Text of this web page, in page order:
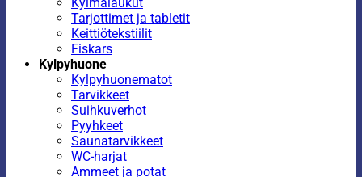
Tarjottimet ja tabletit
Keittiötekstiilit
Fiskars
Kylpyhuone
Kylpyhuonematot
Tarvikkeet
Suihkuverhot
Pyyhkeet
Saunatarvikkeet
WC-harjat
Ammeet ja potat